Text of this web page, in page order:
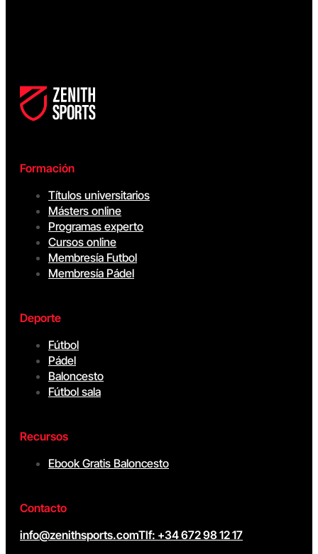
Formación
Títulos universitarios
Másters online
Programas experto
Cursos online
Membresía Futbol
Membresía Pádel
Deporte
Fútbol
Pádel
Baloncesto
Fútbol sala
Recursos
Ebook Gratis Baloncesto
Contacto
info@zenithsports.comTlf: +34 672 98 12 17